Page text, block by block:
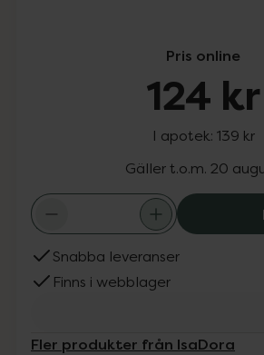
Pris online
124 kr
I apotek: 139 kr
Gäller t.o.m. 20
Snabba leveranser
Finns i webblager
Fler produkter från IsaDora